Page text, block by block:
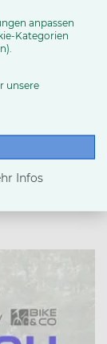
anpassen
Kategorien
unsere
Infos